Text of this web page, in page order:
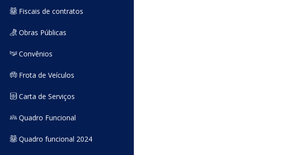
Fiscais de contratos
Obras Públicas
Convênios
Frota de Veículos
Carta de Serviços
Quadro Funcional
Quadro funcional 2024